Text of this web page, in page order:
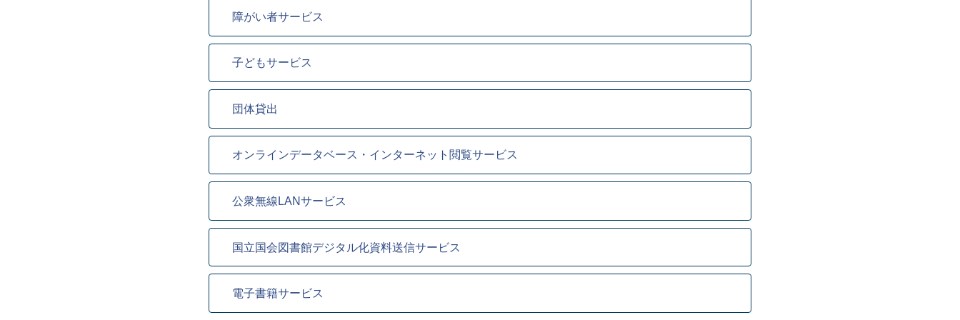
障がい者サービス
子どもサービス
団体貸出
オンラインデータベース・インターネット閲覧サービス
公衆無線LANサービス
国立国会図書館デジタル化資料送信サービス
電子書籍サービス